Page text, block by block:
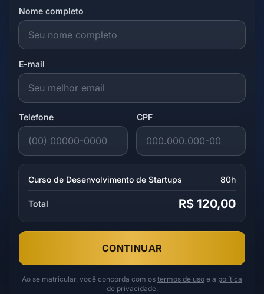
Nome completo
E-mail
Telefone CPF
Curso de Desenvolvimento de Startups 80h
Total R$ 120,00
CONTINUAR
Ao se matricular, você concorda com os termos de uso e a política
de privacidade.